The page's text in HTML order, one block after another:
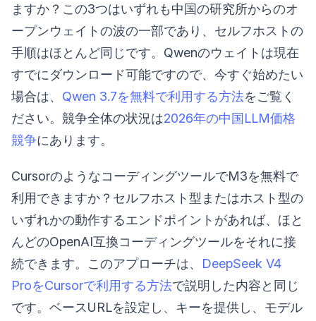
ますか？この3つはいずれも中国の研究所からのオ
ープンウェイトの波の一部であり、セルフホストの
手順はほとんど同じです。Qwenのウェイトは現在
すでにダウンロード可能ですので、今すぐ始めたい
場合は、 Qwen 3.7を無料で利用する方法をご覧く
ださい。競争全体の状況は2026年の中国LLM価格
競争にあります。
CursorのようなコーディングツールでM3を無料で
利用できますか？セルフホスト型またはホスト型の
いずれかの動作するエンドポイントがあれば、ほと
んどのOpenAI互換コーディングツールをそれに接
続できます。このアプローチは、 DeepSeek V4
ProをCursorで利用する方法で説明した内容と同じ
です。ベースURLを設定し、キーを提供し、モデル